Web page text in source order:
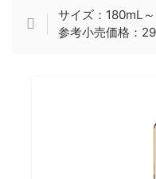
サイズ：180mL～
参考小売価格：